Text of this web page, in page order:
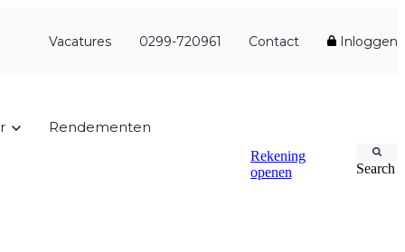
Vacatures 0299-720961 Contact Inloggen
Rendementen
Rekening
openen
Search